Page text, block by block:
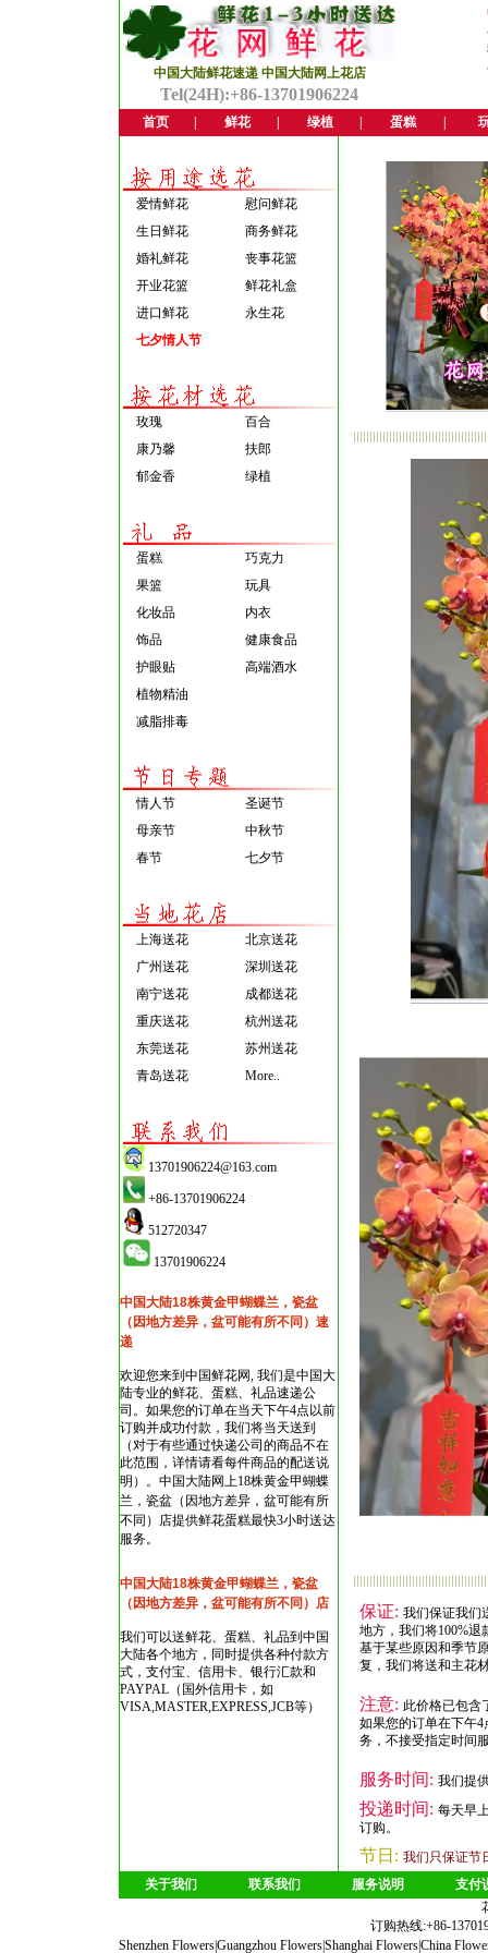
中国大陆鲜花速递 中国大陆网上花店
Tel(24H):+86-13701906224
首页 鲜花 绿植 蛋糕
爱情鲜花
慰问鲜花
生日鲜花
商务鲜花
婚礼鲜花
丧事花篮
开业花篮
鲜花礼盒
进口鲜花
永生花
七夕情人节
玫瑰
百合
康乃馨
扶郎
郁金香
绿植
蛋糕
巧克力
果篮
玩具
化妆品
内衣
饰品
健康食品
护眼贴
高端酒水
植物精油
减脂排毒
情人节
圣诞节
母亲节
中秋节
春节
七夕节
上海送花
北京送花
广州送花
深圳送花
南宁送花
成都送花
重庆送花
杭州送花
东莞送花
苏州送花
青岛送花
More..
13701906224@163.com
+86-13701906224
512720347
13701906224
中国大陆18株黄金甲蝴蝶兰，瓷盆
（因地方差异，盆可能有所不同）速
递
欢迎您来到中国鲜花网, 我们是中国大
陆专业的鲜花、蛋糕、礼品速递公
司。如果您的订单在当天下午4点以前
订购并成功付款，我们将当天送到
（对于有些通过快递公司的商品不在
此范围，详情请看每件商品的配送说
明）。 中国大陆网上18株黄金甲蝴蝶
兰，瓷盆（因地方差异，盆可能有所
不同）店提供鲜花蛋糕最快3小时送达
服务。
中国大陆18株黄金甲蝴蝶兰，瓷盆
（因地方差异，盆可能有所不同）店
我们可以送鲜花、蛋糕、礼品到中国
大陆各个地方，同时提供各种付款方
式，支付宝、信用卡、银行汇款和
PAYPAL（国外信用卡，如
VISA,MASTER,EXPRESS,JCB等）
保证: 我们保证我们
地方，我们将100%退
基于某些原因和季节
复，我们将送和主花
注意: 此价格已包含
如果您的订单在下午
务，不接受指定时间
服务时间: 我们提
投递时间: 每天早
订购。
节日: 我们只保证节
关于我们
联系我们 服务说明
支付
订购热线:+86-
Shenzhen FlowersGuangzhou FlowersShanghai FlowersChina